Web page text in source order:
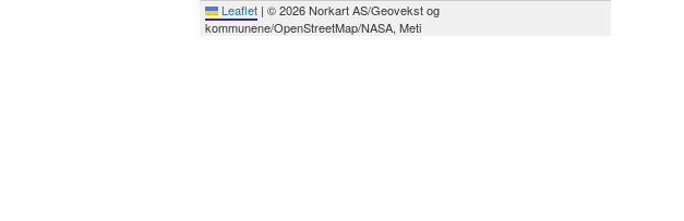
Leaflet | © 2026 Norkart AS/Geovekst og
kommunene/OpenStreetMap/NASA, Meti